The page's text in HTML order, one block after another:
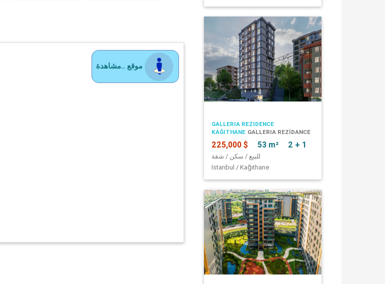
GALLERIA REZIDENCE
KAĞITHANE GALLERIA REZİDANCE
225,000 $ 53 m² 2 + 1
للبيع / سكن / شقة
Istanbul / Kağıthane